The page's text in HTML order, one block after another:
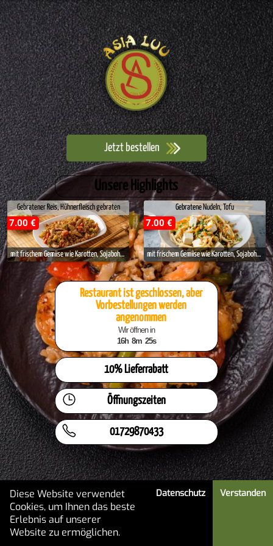
Jetzt bestellen
Unsere Highlights
7.00 €
Gebratener Reis, Hühnerfleisch gebraten
mit frischem Gemiise wie Karotten, Sojabohnen, Porree, Chinakohl, Mais, Zwiebeln und Ei
7.00 €
Gebratene Nudeln, Tofu
mit frischem Gemiise wie Karotten, Sojabohnen, Porree, Chinakohl, Zwiebeln und Ei
Restaurant ist geschlossen, aber
Vorbestellungen werden
angenommen
Wir öffnen in
16h 8m 25s
10% Lieferrabatt
Öffnungszeiten
01729870433
HOME MENÜ
Diese Website verwendet
Cookies, um Ihnen das beste
Erlebnis auf unserer
Website zu ermöglichen.
Datenschutz Verstanden